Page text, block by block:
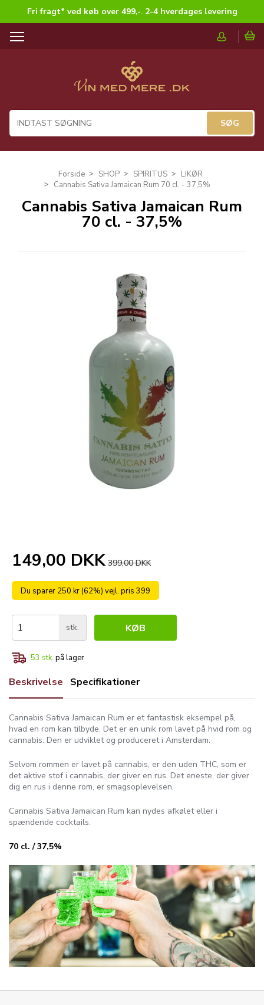
Fri fragt* ved køb over 499,-. 2-4 hverdages levering
T
a
i
Forside SHOP SPIRITUS
LIKØR
Cannabis Sativa Jamaican Rum 70 cl. - 37,5%
Cannabis Sativa Jamaican Rum
70 cl. - 37,5%
149,00 DKK 399,00 DKK
Du sparer 250 kr (62%) vejl. pris 399
stk. KØB
53 stk. på lager
Beskrivelse Specifikationer
Cannabis Sativa Jamaican Rum er et fantastisk eksempel på,
hvad en rom kan tilbyde. Det er en unik rom lavet på hvid rom og
cannabis. Den er udviklet og produceret i Amsterdam.
Selvom rommen er lavet på cannabis, er den uden THC, som er
det aktive stof i cannabis, der giver en rus. Det eneste, der giver
dig en rus i denne rom, er smagsoplevelsen.
Cannabis Sativa Jamaican Rum kan nydes afkølet eller i
spændende cocktails.
70 cl. / 37,5%